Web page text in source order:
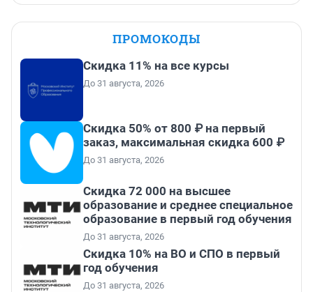
ПРОМОКОДЫ
Скидка 11% на все курсы
До 31 августа, 2026
Скидка 50% от 800 ₽ на первый
заказ, максимальная скидка 600 ₽
До 31 августа, 2026
Скидка 72 000 на высшее
образование и среднее специальное
образование в первый год обучения
До 31 августа, 2026
Скидка 10% на ВО и СПО в первый
год обучения
До 31 августа, 2026